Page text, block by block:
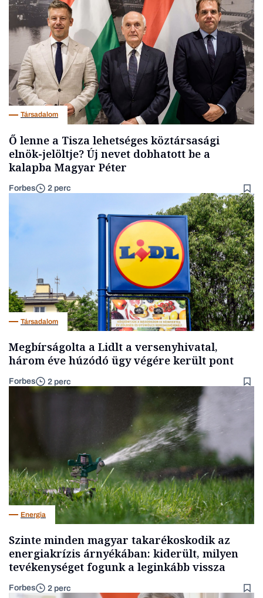
Társadalom
Ő lenne a Tisza lehetséges köztársasági
elnök-jelöltje? Új nevet dobhatott be a
kalapba Magyar Péter
Forbes 2 perc
Társadalom
Megbírságolta a Lidlt a versenyhivatal,
három éve húzódó ügy végére került pont
Forbes 2 perc
Energia
Szinte minden magyar takarékoskodik az
energiakrízis árnyékában: kiderült, milyen
tevékenységet fogunk a leginkább vissza
Forbes 2 perc